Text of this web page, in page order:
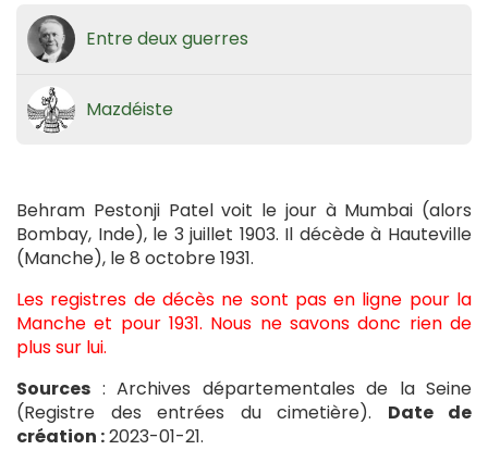
Entre deux guerres
Mazdéiste
Behram Pestonji Patel voit le jour à Mumbai (alors
Bombay, Inde), le 3 juillet 1903. Il décède à Hauteville
(Manche), le 8 octobre 1931.
Les registres de décès ne sont pas en ligne pour la
Manche et pour 1931. Nous ne savons donc rien de
plus sur lui.
Sources : Archives départementales de la Seine
(Registre des entrées du cimetière). Date de
création :2023-01-21.